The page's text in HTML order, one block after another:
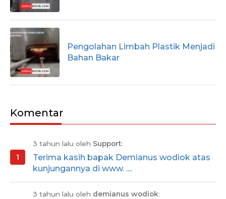
Pengolahan Limbah Plastik Menjadi
Bahan Bakar
Komentar
3 tahun lalu oleh Support:
Terima kasih bapak Demianus wodiok atas
kunjungannya di www. ....
3 tahun lalu oleh demianus wodiok: